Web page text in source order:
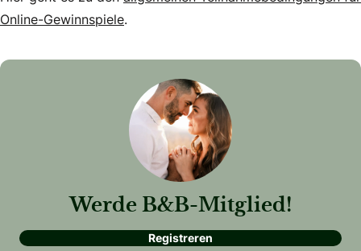
Online-Gewinnspiele.
Werde B&B-Mitglied!
Registreren